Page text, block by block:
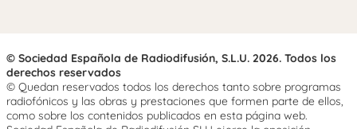
© Sociedad Española de Radiodifusión, S.L.U. 2026. Todos los
derechos reservados
© Quedan reservados todos los derechos tanto sobre programas
radiofónicos y las obras y prestaciones que formen parte de ellos,
como sobre los contenidos publicados en esta página web.